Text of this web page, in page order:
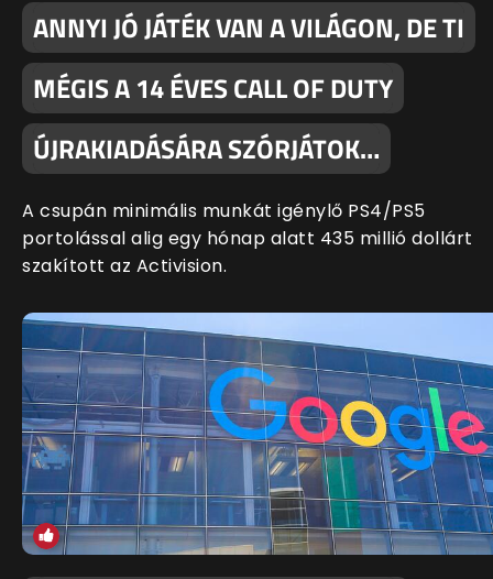
ANNYI JÓ JÁTÉK VAN A VILÁGON, DE TI
MÉGIS A 14 ÉVES CALL OF DUTY
ÚJRAKIADÁSÁRA SZÓRJÁTOK…
A csupán minimális munkát igénylő PS4/PS5
portolással alig egy hónap alatt 435 millió dollárt
szakított az Activision.